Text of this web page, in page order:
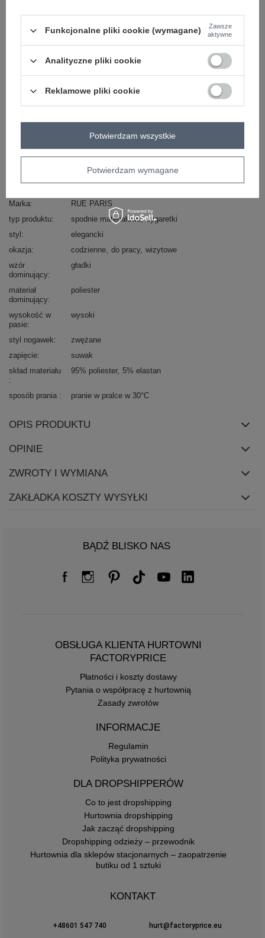
Zobacz wszystkie kolory (+4)
ZALOGUJ SIĘ I ZOBACZ CENĘ
Masz pytanie? Chętnie pomożemy.
Zadzwoń+48 601 547 740 Zadaj pytanie
skład materiału : 95% poliester, 5% elastan
Marka
RUE PARIS
typ produktu
spodnie materiałowe cygaretki
styl
elegancki
okazja
codzienne do pracy wizytowe
wzór
dominujący
gładki
materiał
dominujący
poliester
wysokość w
pasie
wysoki
styl nogawek
zwężane
zapięcie
suwak
skład materiału
95% poliester 5% elastan
sposób prania pranie w pralce w 30°C
OPIS PRODUKTU
OPINIE
ZWROTY I WYMIANA
ZAKŁADKA KOSZTY WYSYŁKI
BĄDŹ BLISKO NAS
OBSŁUGA KLIENTA HURTOWNI
FACTORYPRICE
Płatności i koszty dostawy
Pytania o współpracę z hurtownią
Zasady zwrotów
INFORMACJE
Regulamin
Polityka prywatności
DLA DROPSHIPPERÓW
Co to jest dropshipping
Hurtownia dropshipping
Jak zacząć dropshipping
Dropshipping odzieży – przewodnik
Hurtownia dla sklepów stacjonarnych – zaopatrzenie
butiku od 1 sztuki
KONTAKT
+48601 547 740
hurt@factoryprice.eu
Funkcjonalne pliki cookie (wymagane)
Zawsze
aktywne
Analityczne pliki cookie
Reklamowe pliki cookie
Potwierdzam wymagane
Potwierdzam wszystkie